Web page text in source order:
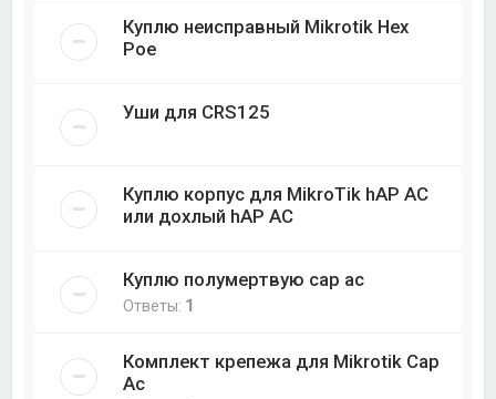
Куплю неисправный Mikrotik Hex
Poe
Уши для CRS125
Куплю корпус для MikroTik hAP AC
или дохлый hAP AC
Куплю полумертвую cap ac
Ответы: 1
Комплект крепежа для Mikrotik Cap
Ac